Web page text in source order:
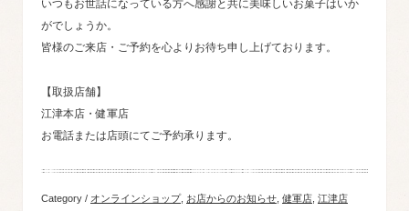
いつもお世話になっている方へ感謝と共に美味しいお菓子はいか
がでしょうか。
皆様のご来店・ご予約を心よりお待ち申し上げております。
【取扱店舗】
江津本店・健軍店
お電話または店頭にてご予約承ります。
Category / オンラインショップ お店からのお知らせ 健軍店 江津店